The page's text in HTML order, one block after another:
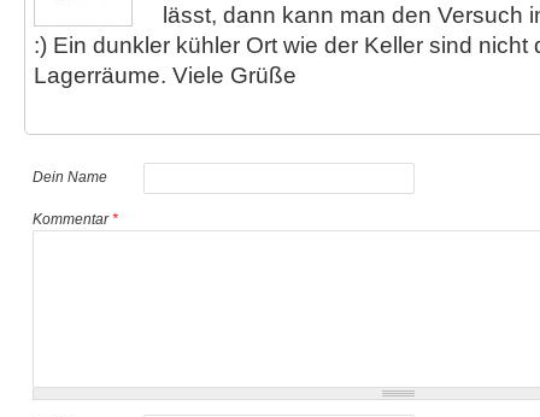
lässt, dann kann man den Versuch
:) Ein dunkler kühler Ort wie der Keller sind nicht
Lagerräume. Viele Grüße
Dein Name
Kommentar*